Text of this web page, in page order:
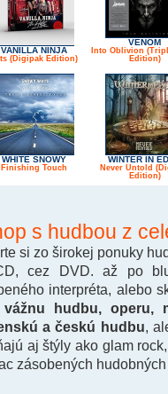
VANILLA NINJA
(Digipak Edition)
VENOM
Into Oblivion
Edition)
WHITE SNOWY
Finishing Touch
WINTER IN
Never Untold
Edition)
s hudbou z
si zo širokej ponuky
cez DVD. až po
interpréta, alebo
vážnu hudbu, operu,
a českú hudbu,
aj štýly ako glam
zásobených